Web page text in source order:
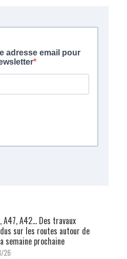
A47, A42… Des travaux
sur les routes autour de
semaine prochaine
26